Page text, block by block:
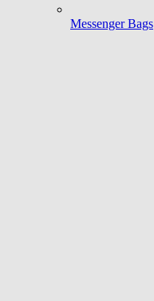
Messenger Bags